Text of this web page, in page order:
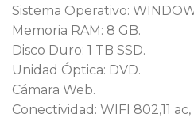
Sistema Operativo:
Memoria RAM: 8 GB.
Disco Duro: 1 TB SSD.
Unidad Óptica: DVD.
Cámara Web.
Conectividad: WIFI 802,11